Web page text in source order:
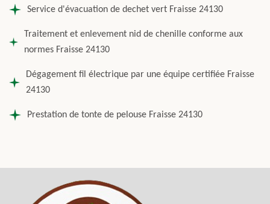
Service d'évacuation de dechet vert Fraisse 24130
Traitement et enlevement nid de chenille conforme aux
normes Fraisse 24130
Dégagement fil électrique par une équipe certifiée Fraisse
24130
Prestation de tonte de pelouse Fraisse 24130